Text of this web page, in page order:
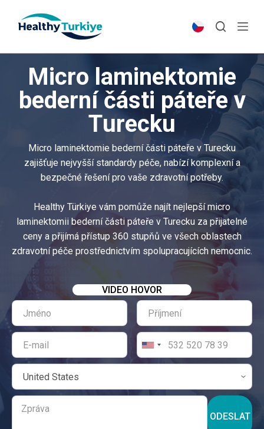
p
Micro laminektomie
bederní části páteře v
Turecku
Micro laminektomie bederní části páteře v Turecku
zajišťuje nejvyšší standardy péče, nabízí komplexní a
bezpečné řešení pro vaše zdravotní potřeby.
Healthy Türkiye vám pomůže najít nejlepší micro
laminektomii bederní části páteře v Turecku za přijatelné
ceny a přijímá přístup 360 stupňů ve všech oblastech
zdravotní péče prostřednictvím spolupracujících nemocnic.
VIDEO HOVOR
ODESLAT